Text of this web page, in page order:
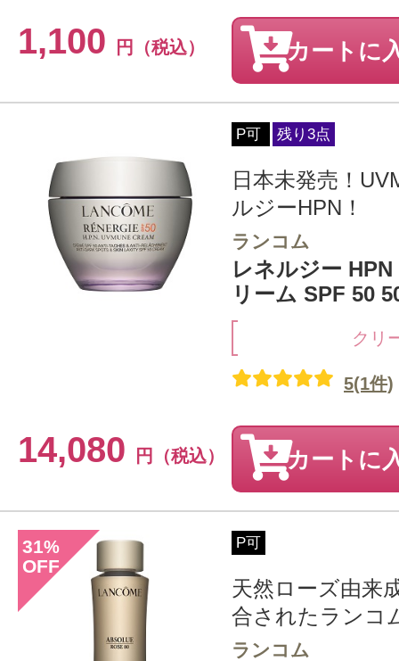
1,100 円（税込） カートに
P可 残り3点
日本未発売！
ルジーHPN！
ランコム
レネルジー
リーム SPF 50
クリ
14,080 円（税込）
5(1件)
カートに
31%
OFF
P可
天然ローズ由来
合されたランコ
ランコム